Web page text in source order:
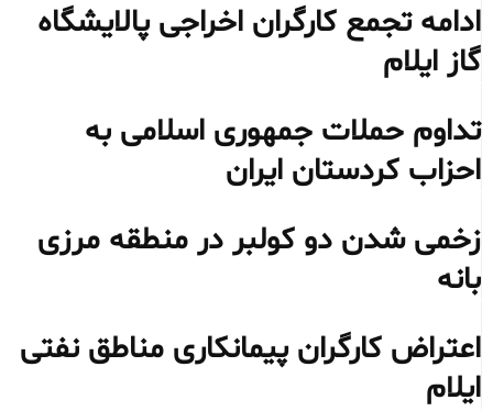
ادامه تجمع کارگران اخراجی پالایشگاه
گاز ایلام
تداوم حملات جمهوری اسلامی به
احزاب کردستان ایران
زخمی شدن دو کولبر در منطقه مرزی
بانه
اعتراض کارگران پیمانکاری مناطق نفتی
ایلام